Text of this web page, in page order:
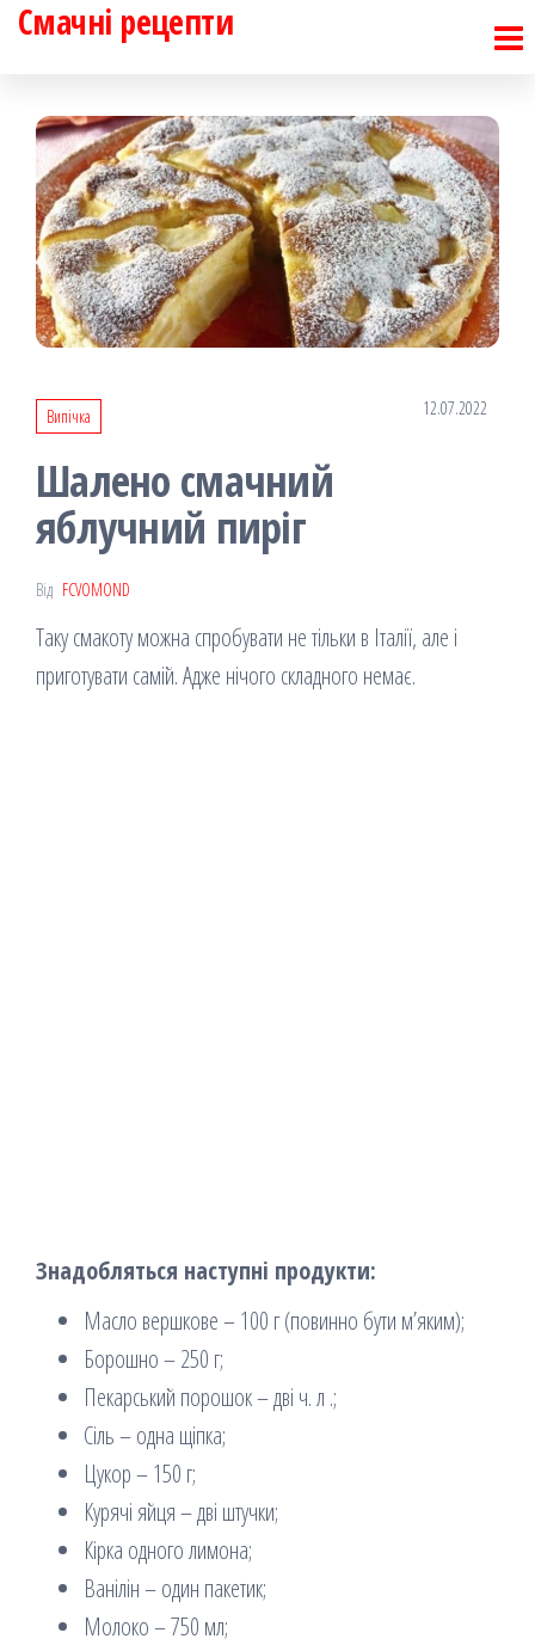
Перейти
Смачні рецепти
Випічка 12.07.2022
Шалено смачний
яблучний пиріг
Від FCVOMOND
Таку смакоту можна спробувати не тільки в Італії, але і
приготувати самій. Адже нічого складного немає.
Знадобляться наступні продукти:
Масло вершкове – 100 г (повинно бути м’яким);
Борошно – 250 г;
Пекарський порошок – дві ч. л .;
Сіль – одна щіпка;
Цукор – 150 г;
Курячі яйця – дві штучки;
Кірка одного лимона;
Ванілін – один пакетик;
Молоко – 750 мл;